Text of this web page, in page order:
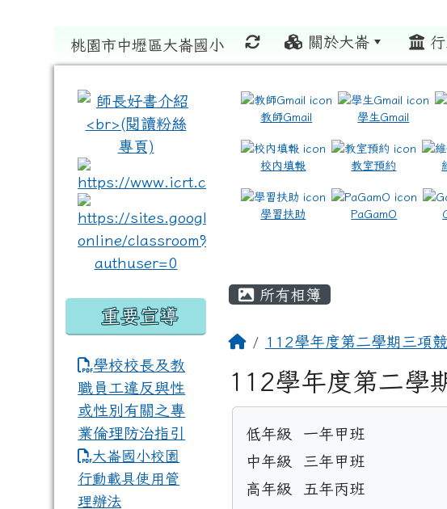
桃園市中壢區大崙國小 關於大崙
教師Gmail 學生Gmail
校內填報 教室預約
學習扶助 PaGamO
所有相簿
112學年度第二學期三項
112學年度第二學
低年級  一年甲班
中年級  三年甲班
高年級  五年丙班
link to https://www.icrt.com.tw/ \
link to https://sites.google.com/
重要宣導
學校校長及教
職員工違反與性
或性別有關之專
業倫理防治指引
大崙國小校園
行動載具使用管
理辦法